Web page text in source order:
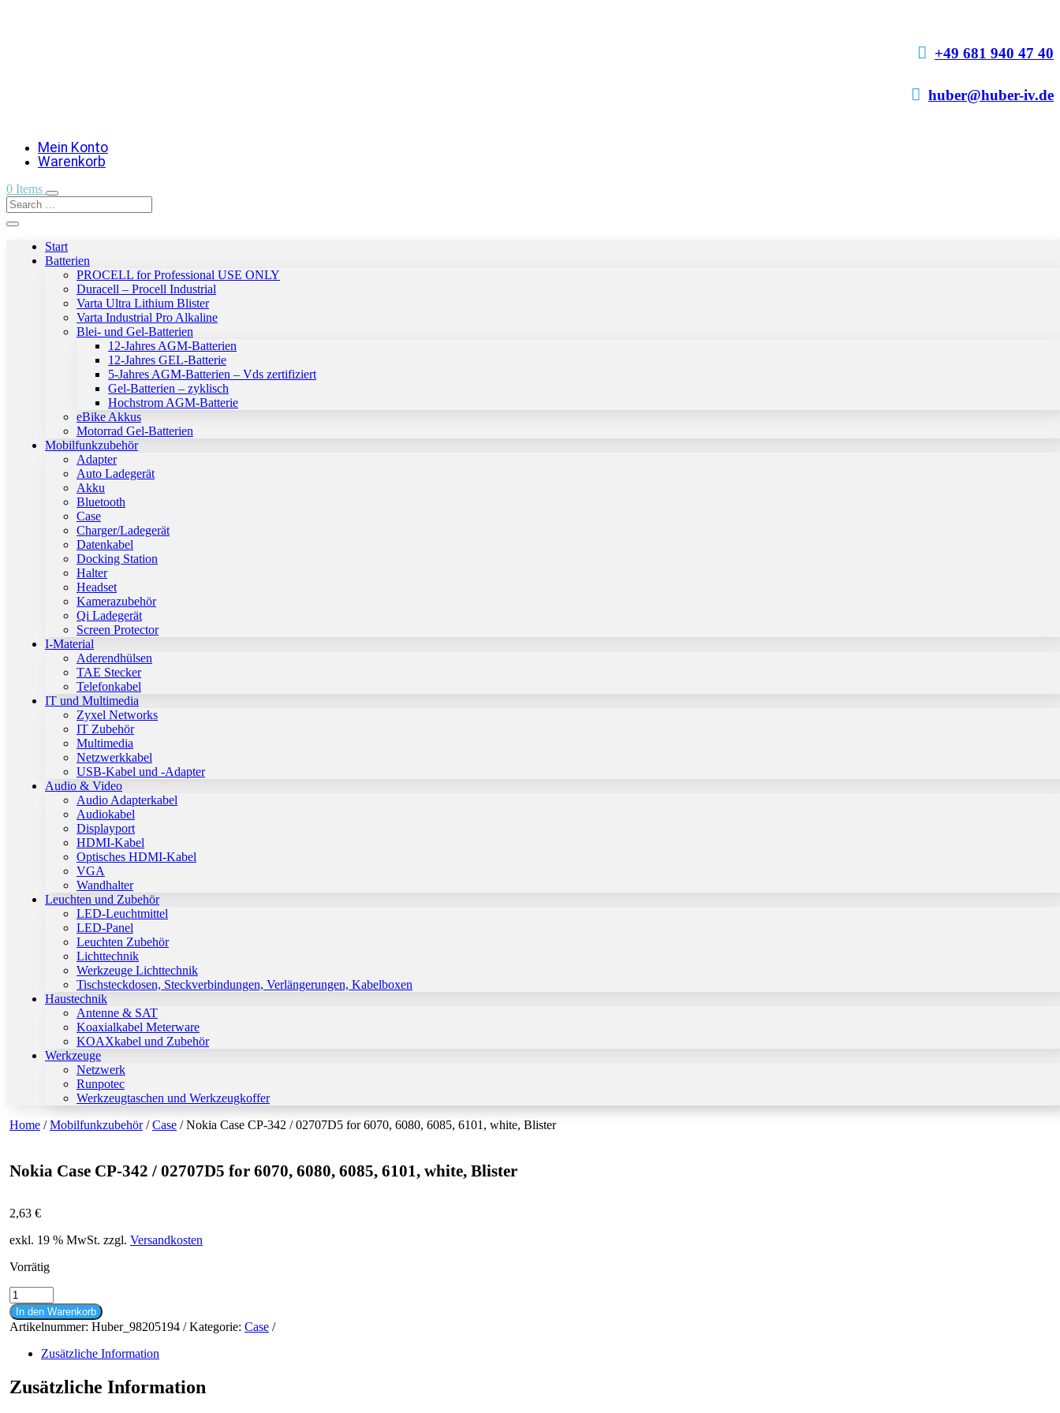
 +49 681 940 47 40
 huber@huber-iv.de
Mein Konto
Warenkorb
0 Items
Start
Batterien
PROCELL for Professional USE ONLY
Duracell – Procell Industrial
Varta Ultra Lithium Blister
Varta Industrial Pro Alkaline
Blei- und Gel-Batterien
12-Jahres AGM-Batterien
12-Jahres GEL-Batterie
5-Jahres AGM-Batterien – Vds zertifiziert
Gel-Batterien – zyklisch
Hochstrom AGM-Batterie
eBike Akkus
Motorrad Gel-Batterien
Mobilfunkzubehör
Adapter
Auto Ladegerät
Akku
Bluetooth
Case
Charger/Ladegerät
Datenkabel
Docking Station
Halter
Headset
Kamerazubehör
Qi Ladegerät
Screen Protector
I-Material
Aderendhülsen
TAE Stecker
Telefonkabel
IT und Multimedia
Zyxel Networks
IT Zubehör
Multimedia
Netzwerkkabel
USB-Kabel und -Adapter
Audio & Video
Audio Adapterkabel
Audiokabel
Displayport
HDMI-Kabel
Optisches HDMI-Kabel
VGA
Wandhalter
Leuchten und Zubehör
LED-Leuchtmittel
LED-Panel
Leuchten Zubehör
Lichttechnik
Werkzeuge Lichttechnik
Tischsteckdosen, Steckverbindungen, Verlängerungen, Kabelboxen
Haustechnik
Antenne & SAT
Koaxialkabel Meterware
KOAXkabel und Zubehör
Werkzeuge
Netzwerk
Runpotec
Werkzeugtaschen und Werkzeugkoffer
Home /Mobilfunkzubehör/Case / Nokia Case CP-342 / 02707D5 for 6070, 6080, 6085, 6101, white, Blister
Nokia Case CP-342 / 02707D5 for 6070, 6080, 6085, 6101, white, Blister
2,63 €
exkl. 19 % MwSt. zzgl. Versandkosten
Vorrätig
Nokia
Case
CP-
342
02707D5
for
6070,
In den Warenkorb
Artikelnummer: Huber_98205194 Kategorie: Case
Zusätzliche Information
Zusätzliche Information